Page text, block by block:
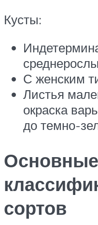
Кусты:
С женским
Листья
окраска
до темно-
сортов